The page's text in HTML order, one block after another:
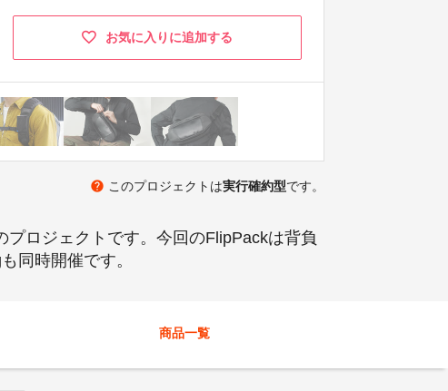
お気に入りに追加する
help このプロジェクトは実行確約型です。
ロジェクトです。今回のFlipPackは背負
同時開催です。
商品一覧